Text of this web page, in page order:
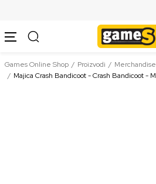
Games Online Shop Proizvodi Merchandise
Majica Crash Bandicoot - Crash Bandicoot - M